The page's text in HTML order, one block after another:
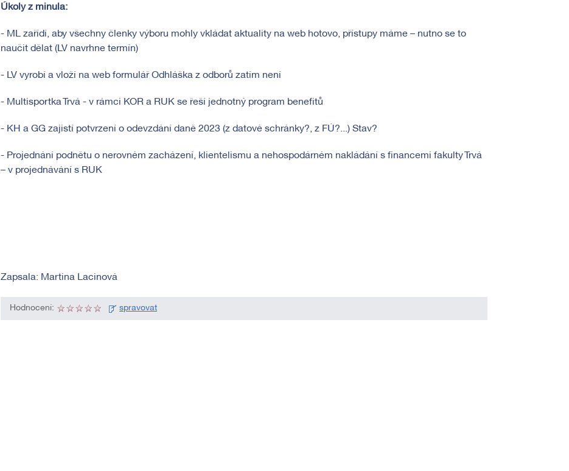
Úkoly z minula:
- ML zařídí, aby všechny členky výboru mohly vkládat aktuality na web hotovo, přístupy máme – nutno se to
naučit dělat (LV navrhne termín)
- LV vyrobí a vloží na web formulář Odhláška z odborů zatím není
- Multisportka Trvá - v rámci KOR a RUK se řeší jednotný program benefitů
- KH a GG zajistí potvrzení o odevzdání daně 2023 (z datové schránky?, z FÚ?...) Stav?
- Projednání podnětu o nerovném zacházení, klientelismu a nehospodárném nakládání s financemi fakulty Trvá
– v projednávání s RUK
Zapsala: Martina Lacinová
Hodnocení: spravovat